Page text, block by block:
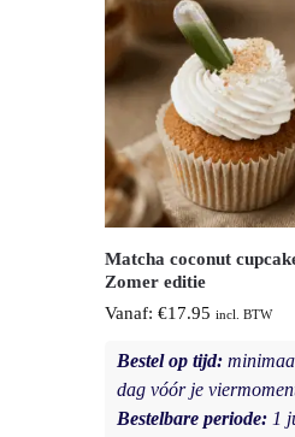
Matcha coconut
Zomer editie
Vanaf: €17.95 incl. BTW
Bestel op tijd:
dag vóór je
Bestelbare periode: 1